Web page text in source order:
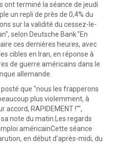
ont terminé la séance de jeudi
un repli de près de 0,4% du
sur la validité du cessez-le-
selon Deutsche Bank."En
ces dernières heures, avec
cibles en Iran, en réponse à
de guerre américains dans le
allemande.
que "nous les frapperons
plus violemment, à
accord, RAPIDEMENT !"",
note du matin.Les regards
américainCette séance
en début d'après-midi, du